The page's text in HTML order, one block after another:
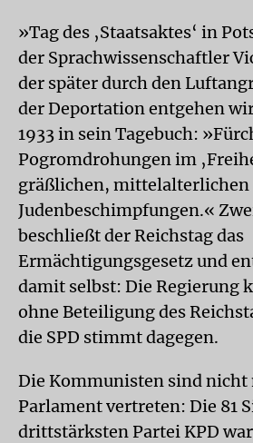
»Tag des ‚Staatsaktes‘ in
der Sprachwissenschaftler
der später durch den
der Deportation entgehen
1933 in sein Tagebuch:
Pogromdrohungen im
gräßlichen, mittelalterlichen
Judenbeschimpfungen.«
beschließt der Reichstag das
Ermächtigungsgesetz und
damit selbst: Die Regierung
ohne Beteiligung des
die SPD stimmt dagegen.
Die Kommunisten sind
Parlament vertreten: Die 81
drittstärksten Partei KPD